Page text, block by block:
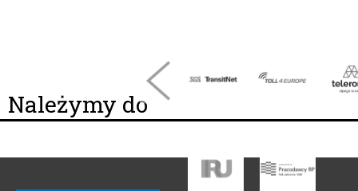
Należymy do